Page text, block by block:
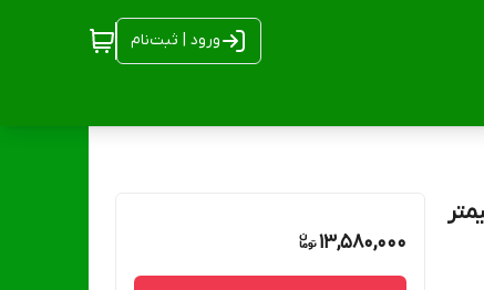
ورود | ثبت‌نام
13,580,000